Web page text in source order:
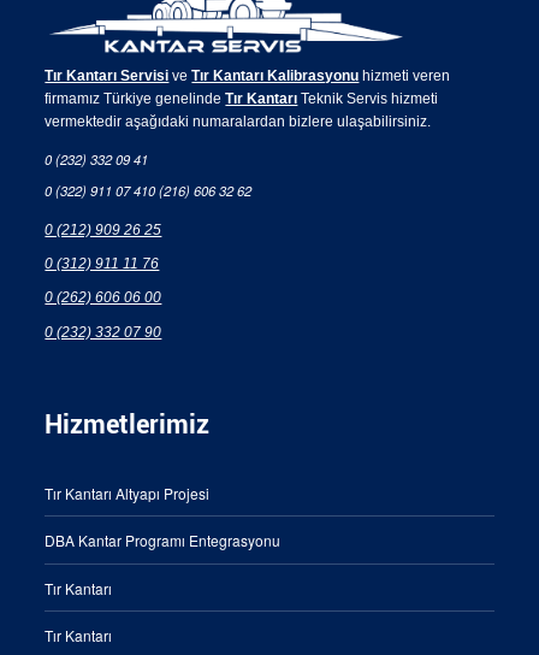
Tır Kantarı Servisi veTır Kantarı Kalibrasyonu hizmeti veren
firmamız Türkiye genelindeTır Kantarı Teknik Servis hizmeti
vermektedir aşağıdaki numaralardan bizlere ulaşabilirsiniz.
0 (232) 332 09 41
0 (322) 911 07 410 (216) 606 32 62
0 (212) 909 26 25
0 (312) 911 11 76
0 (262) 606 06 00
0 (232) 332 07 90
Hizmetlerimiz
Tır Kantarı Altyapı Projesi
DBA Kantar Programı Entegrasyonu
Tır Kantarı
Tır Kantarı